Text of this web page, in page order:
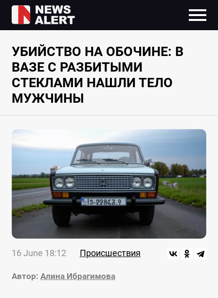
УБИЙСТВО НА ОБОЧИНЕ: В
ВАЗЕ С РАЗБИТЫМИ
СТЕКЛАМИ НАШЛИ ТЕЛО
МУЖЧИНЫ
16 June 18:12 Происшествия
Автор: Алина Ибрагимова